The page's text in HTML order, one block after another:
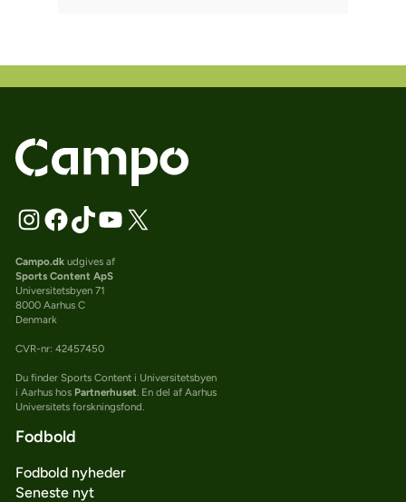
Campo.dkudgives af
Sports Content ApS
Universitetsbyen 71
8000 Aarhus C
Denmark
CVR-nr: 42457450
Du finder Sports Content i Universitetsbyen
i Aarhus hos Partnerhuset. En del af Aarhus
Universitets forskningsfond.
Fodbold
Fodbold nyheder
Seneste nyt